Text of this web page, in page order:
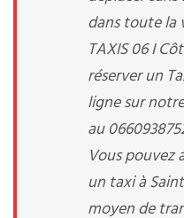
dans toute la
TAXIS 06 I
réserver un
ligne sur
au
Vous pouvez
un taxi à
moyen de